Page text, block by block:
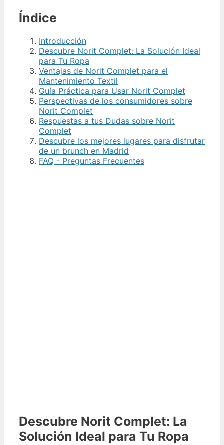
Índice
Introducción
Descubre Norit Complet: La Solución Ideal
para Tu Ropa
Ventajas de Norit Complet para el
Mantenimiento Textil
Guía Práctica para Usar Norit Complet
Perspectivas de los consumidores sobre
Norit Complet
Respuestas a tus Dudas sobre Norit
Complet
Descubre los mejores lugares para disfrutar
de un brunch en Madrid
FAQ - Preguntas Frecuentes
Descubre Norit Complet: La
Solución Ideal para Tu Ropa